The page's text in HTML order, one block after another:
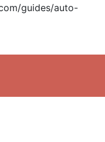
guides/auto-